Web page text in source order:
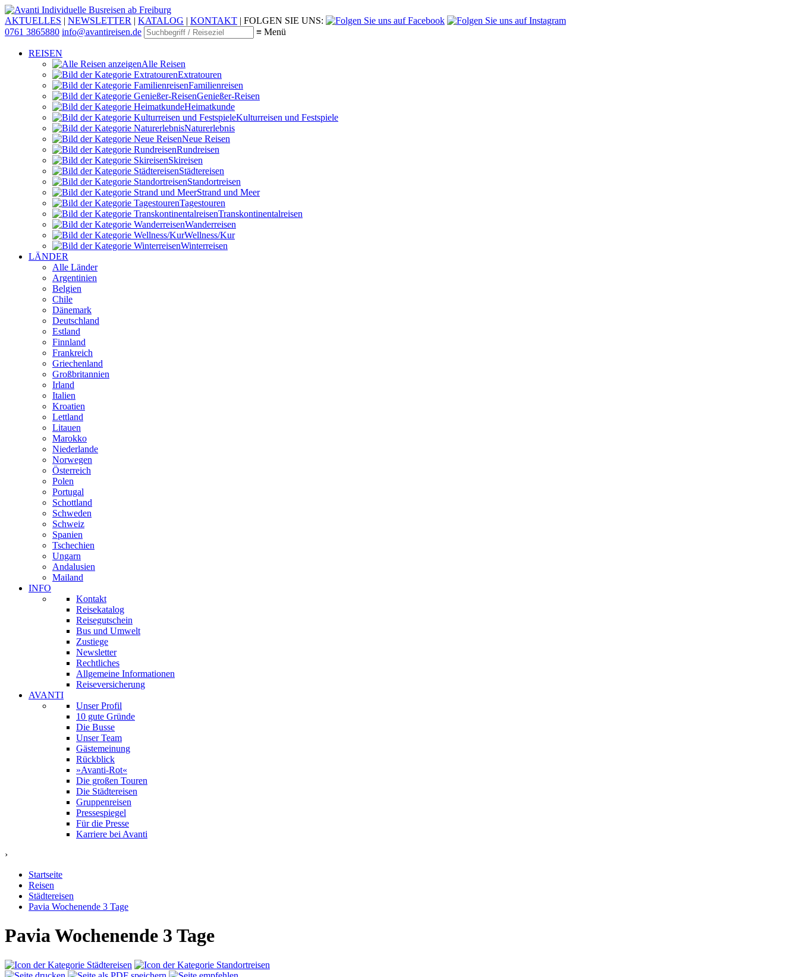
Individuelle Busreisen ab Freiburg
AKTUELLES | NEWSLETTER | KATALOG | KONTAKT | FOLGEN SIE UNS:
0761 3865880 info@avantireisen.de ≡ Menü
REISEN
Alle Reisen
Extratouren
Familien­reisen
Genießer-Reisen
Heimatkunde
Kultur­reisen und Festspiele
Naturerlebnis
Neue Reisen
Rund­reisen
Ski­reisen
Städte­reisen
Standort­reisen
Strand und Meer
Tagestouren
Transkontinental­reisen
Wander­reisen
Wellness/Kur
Winter­reisen
LÄNDER
Alle Länder
Argentinien
Belgien
Chile
Dänemark
Deutschland
Estland
Finnland
Frankreich
Griechenland
Großbritannien
Irland
Italien
Kroatien
Lettland
Litauen
Marokko
Niederlande
Norwegen
Österreich
Polen
Portugal
Schottland
Schweden
Schweiz
Spanien
Tschechien
Ungarn
Andalusien
Mailand
INFO
Kontakt
Reisekatalog
Reisegutschein
Bus und Umwelt
Zustiege
Newsletter
Rechtliches
Allgemeine Informationen
Reiseversicherung
AVANTI
Unser Profil
10 gute Gründe
Die Busse
Unser Team
Gästemeinung
Rückblick
»Avanti-Rot«
Die großen Touren
Die Städtereisen
Gruppenreisen
Pressespiegel
Für die Presse
Karriere bei Avanti
›
Startseite
Reisen
Städtereisen
Pavia Wochenende 3 Tage
Pavia Wochenende 3 Tage